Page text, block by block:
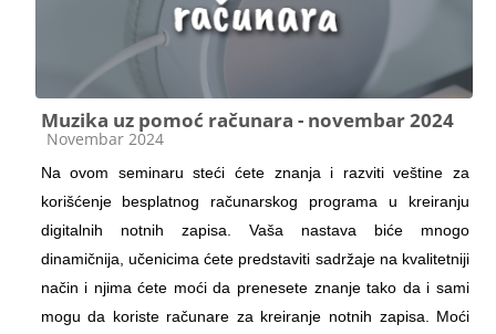
Muzika uz pomoć računara - novembar 2024
Категорија курса
Novembar 2024
Na ovom seminaru steći ćete znanja i razviti veštine za
korišćenje besplatnog računarskog programa u kreiranju
digitalnih notnih zapisa. Vaša nastava biće mnogo
dinamičnija, učenicima ćete predstaviti sadržaje na kvalitetniji
način i njima ćete moći da prenesete znanje tako da i sami
mogu da koriste računare za kreiranje notnih zapisa. Moći